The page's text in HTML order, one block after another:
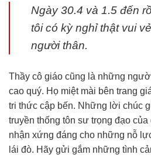
Ngày 30.4 và 1.5 đến
tôi có kỳ nghỉ thật vui
người thân.
Thầy cô giáo cũng là những
cao quý. Họ miệt mài bên trang
tri thức cập bến. Những lời chúc
truyền thống tôn sư trọng đạo
nhận xứng đáng cho những nỗ
lái đò. Hãy gửi gắm những tình